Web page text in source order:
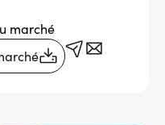
marché